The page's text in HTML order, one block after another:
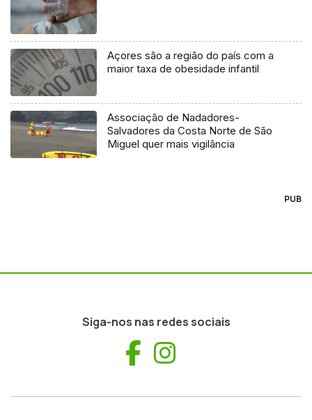
Açores são a região do país com a
maior taxa de obesidade infantil
Associação de Nadadores-
Salvadores da Costa Norte de São
Miguel quer mais vigilância
PUB
Siga-nos nas redes sociais
Facebook